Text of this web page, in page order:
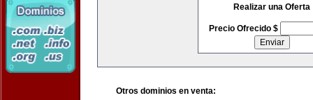
Realizar una Oferta
Precio Ofrecido $
Otros dominios en venta: